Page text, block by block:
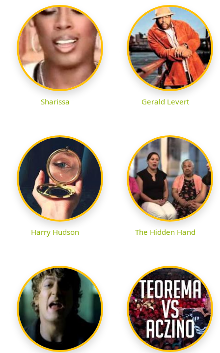
Sharissa Gerald Levert
Harry Hudson The Hidden Hand